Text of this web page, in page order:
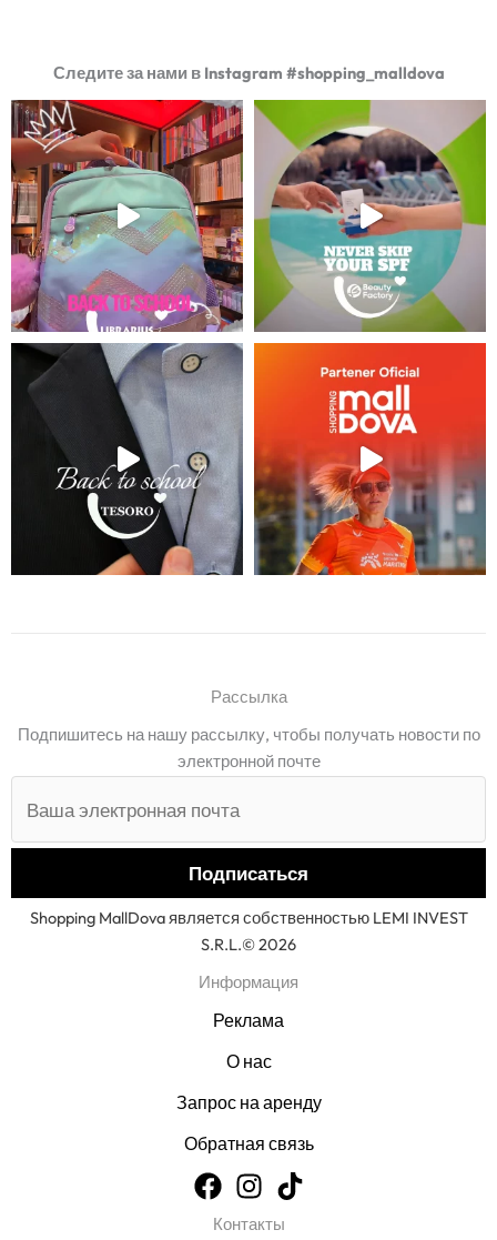
Следите за нами в Instagram #shopping_malldova
Рассылка
Подпишитесь на нашу рассылку, чтобы получать новости по
электронной почте
Shopping MallDova является собственностью LEMI INVEST
S.R.L.© 2026
Информация
Реклама
О нас
Запрос на аренду
Обратная связь
Контакты